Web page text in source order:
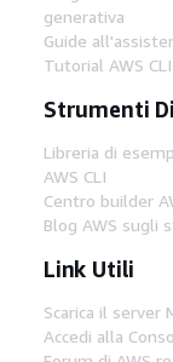
generativa
Guide
Tutorial AWS
Strumenti
Libreria di
AWS CLI
Centro builder
Blog AWS sugli
Link Utili
Scarica il server
Accedi alla